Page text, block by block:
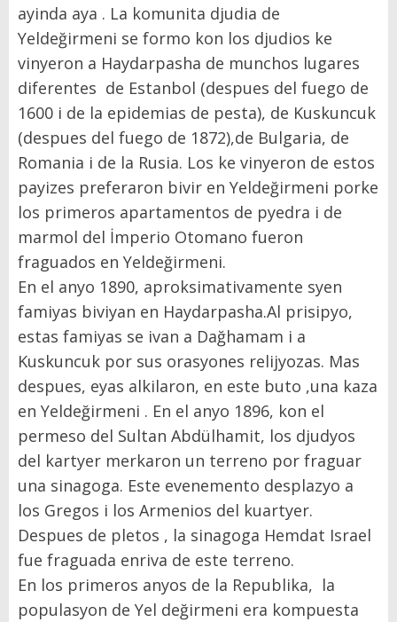
ayinda aya . La komunita djudia de
Yeldeğirmeni se formo kon los djudios ke
vinyeron a Haydarpasha de munchos lugares
diferentes de Estanbol (despues del fuego de
1600 i de la epidemias de pesta), de Kuskuncuk
(despues del fuego de 1872),de Bulgaria, de
Romania i de la Rusia. Los ke vinyeron de estos
payizes preferaron bivir en Yeldeğirmeni porke
los primeros apartamentos de pyedra i de
marmol del İmperio Otomano fueron
fraguados en Yeldeğirmeni.
En el anyo 1890, aproksimativamente syen
famiyas biviyan en Haydarpasha.Al prisipyo,
estas famiyas se ivan a Dağhamam i a
Kuskuncuk por sus orasyones relijyozas. Mas
despues, eyas alkilaron, en este buto ,una kaza
en Yeldeğirmeni . En el anyo 1896, kon el
permeso del Sultan Abdülhamit, los djudyos
del kartyer merkaron un terreno por fraguar
una sinagoga. Este evenemento desplazyo a
los Gregos i los Armenios del kuartyer.
Despues de pletos , la sinagoga Hemdat Israel
fue fraguada enriva de este terreno.
En los primeros anyos de la Republika, la
populasyon de Yel değirmeni era kompuesta